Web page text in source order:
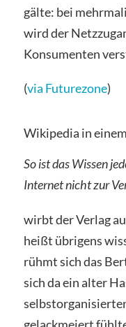
gälte: bei
wird der
Konsumenten
(via Futurezone)
Wikipedia in
So ist das Wissen
Internet nicht zur
wirbt der Verlag
heißt übrigens
rühmt sich das
sich da ein alter